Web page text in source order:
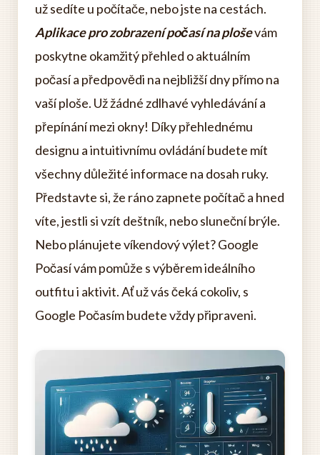
už sedíte u počítače, nebo jste na cestách.
Aplikace pro zobrazení počasí na ploševám
poskytne okamžitý přehled o aktuálním
počasí a předpovědi na nejbližší dny přímo na
vaší ploše. Už žádné zdlhavé vyhledávání a
přepínání mezi okny! Díky přehlednému
designu a intuitivnímu ovládání budete mít
všechny důležité informace na dosah ruky.
Představte si, že ráno zapnete počítač a hned
víte, jestli si vzít deštník, nebo sluneční brýle.
Nebo plánujete víkendový výlet? Google
Počasí vám pomůže s výběrem ideálního
outfitu i aktivit. Ať už vás čeká cokoliv, s
Google Počasím budete vždy připraveni.